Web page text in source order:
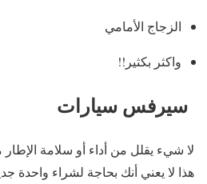
الزجاج الأمامي
واكثر بكثير!!
سيرفس سيارات
لا شيء يقلل من أداء أو سلامة الإطار
هذا لا يعني أنك بحاجة لشراء واحدة